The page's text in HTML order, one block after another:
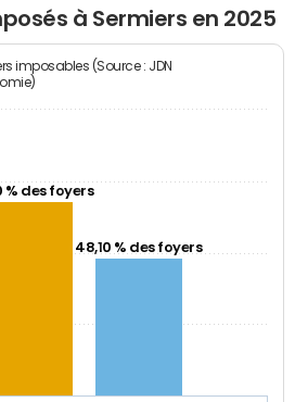
à Sermiers en 2025
imposables (Source : JDN
% des foyers
48,10 % des foyers